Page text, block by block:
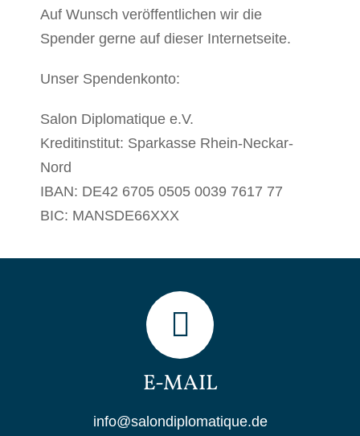
Auf Wunsch veröffentlichen wir die
Spender gerne auf dieser Internetseite.
Unser Spendenkonto:
Salon Diplomatique e.V.
Kreditinstitut: Sparkasse Rhein-Neckar-
Nord
IBAN: DE42 6705 0505 0039 7617 77
BIC: MANSDE66XXX
E-MAIL
info@salondiplomatique.de